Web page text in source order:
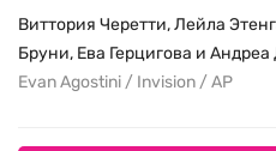
Виттория Черетти, Лейла
Бруни, Ева Герцигова и
Evan Agostini / Invision / AP